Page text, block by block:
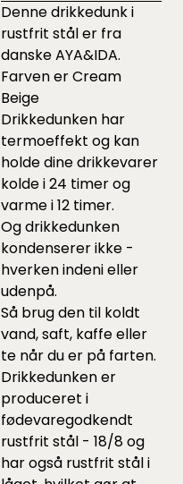
Denne drikkedunk i
rustfrit stål er fra
danske AYA&IDA.
Farven er Cream
Beige
Drikkedunken har
termoeffekt og kan
holde dine drikkevarer
kolde i 24 timer og
varme i 12 timer.
Og drikkedunken
kondenserer ikke -
hverken indeni eller
udenpå.
Så brug den til koldt
vand, saft, kaffe eller
te når du er på farten.
Drikkedunken er
produceret i
fødevaregodkendt
rustfrit stål - 18/8 og
har også rustfrit stål i